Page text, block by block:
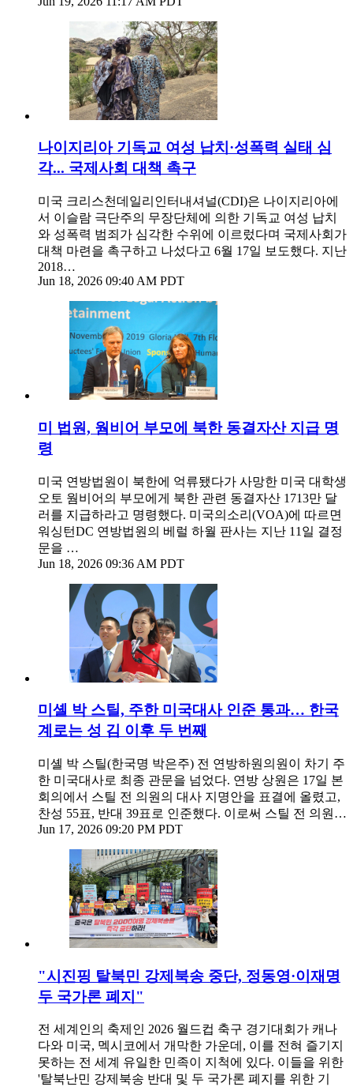
나이지리아 기독교 여성 납치·성폭력 실태 심
각... 국제사회 대책 촉구
미국 크리스천데일리인터내셔널(CDI)은 나이지리아에
서 이슬람 극단주의 무장단체에 의한 기독교 여성 납치
와 성폭력 범죄가 심각한 수위에 이르렀다며 국제사회가
대책 마련을 촉구하고 나섰다고 6월 17일 보도했다. 지난
2018…
Jun 18, 2026 09:40 AM PDT
미 법원, 웜비어 부모에 북한 동결자산 지급 명
령
미국 연방법원이 북한에 억류됐다가 사망한 미국 대학생
오토 웜비어의 부모에게 북한 관련 동결자산 1713만 달
러를 지급하라고 명령했다. 미국의소리(VOA)에 따르면
워싱턴DC 연방법원의 베럴 하월 판사는 지난 11일 결정
문을 …
Jun 18, 2026 09:36 AM PDT
미셸 박 스틸, 주한 미국대사 인준 통과… 한국
계로는 성 김 이후 두 번째
미셸 박 스틸(한국명 박은주) 전 연방하원의원이 차기 주
한 미국대사로 최종 관문을 넘었다. 연방 상원은 17일 본
회의에서 스틸 전 의원의 대사 지명안을 표결에 올렸고,
찬성 55표, 반대 39표로 인준했다. 이로써 스틸 전 의원…
Jun 17, 2026 09:20 PM PDT
"시진핑 탈북민 강제북송 중단, 정동영·이재명
두 국가론 폐지"
전 세계인의 축제인 2026 월드컵 축구 경기대회가 캐나
다와 미국, 멕시코에서 개막한 가운데, 이를 전혀 즐기지
못하는 전 세계 유일한 민족이 지척에 있다. 이들을 위한
'탈북난민 강제북송 반대 및 두 국가론 폐지를 위한 기